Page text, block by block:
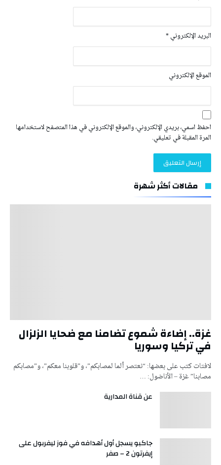
البريد الإلكتروني*
الموقع الإلكتروني
احفظ اسمي، بريدي الإلكتروني، والموقع الإلكتروني في هذا المتصفح لاستخدامها
المرة المقبلة في تعليقي.
مقالات أكثر شهرة
غزة.. إضاءة شموع تضامنا مع ضحايا الزلزال
في تركيا وسوريا
لافتات كتب على بعضها: “نعتصر ألما لمصابكم”، و”قلوبنا معكم”، و”مصابكم
مصابنا” غزة – الأناضول: …
عن قناة المدارية
جاكبو يسجل أول أهدافه في فوز ليفربول على
إيفرتون 2 – صفر